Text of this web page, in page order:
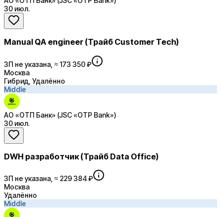
30 июл.
Manual QA engineer (Трайб Customer Tech)
ЗП не указана, ≈ 173 350 ₽
Москва
Гибрид, Удалённо
Middle
АО «ОТП Банк» (JSC «OTP Bank»)
30 июл.
DWH разработчик (Трайб Data Office)
ЗП не указана, ≈ 229 384 ₽
Москва
Удалённо
Middle